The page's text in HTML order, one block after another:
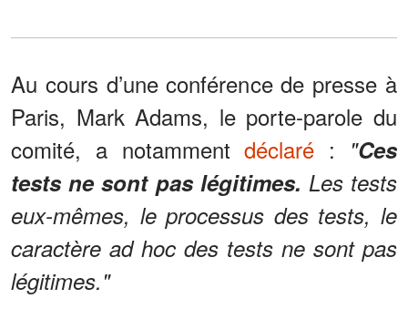
Au cours d’une conférence de presse à
Paris, Mark Adams, le porte-parole du
comité, a notammentdéclaré : "Ces
tests ne sont pas légitimes. Les tests
eux-mêmes, le processus des tests, le
caractère ad hoc des tests ne sont pas
légitimes."